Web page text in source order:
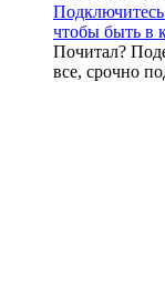
чтобы быть в
Почитал?
все, срочно